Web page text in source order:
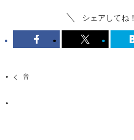
シェアしてね！
音